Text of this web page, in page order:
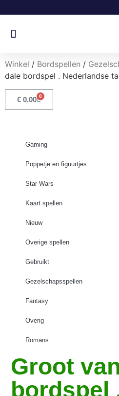
Winkel / Bordspellen /
dale bordspel . Nederlandse
€ 0,00 0
Gaming
Poppetje en figuurtjes
Star Wars
Kaart spellen
Nieuw
Overige spellen
Gebruikt
Gezelschapsspellen
Fantasy
Overig
Romans
Groot
bordspel